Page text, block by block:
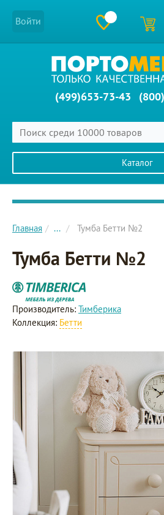
Войти
(499)653-73-43
Каталог
Главное меню сайта
Главная ... Тумба Бетти №2
Тумба Бетти №2
Производитель: Тимберика
Коллекция: Бетти